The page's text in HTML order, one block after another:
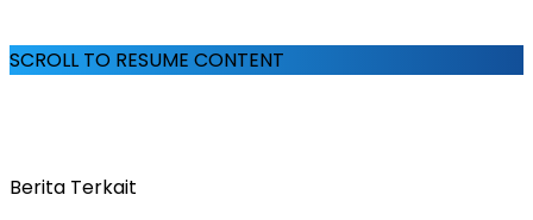
SCROLL TO RESUME CONTENT
Berita Terkait